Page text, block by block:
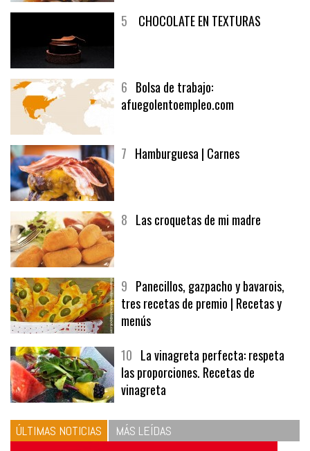
5 CHOCOLATE EN TEXTURAS
6 Bolsa de trabajo:
afuegolentoempleo.com
7 Hamburguesa | Carnes
8 Las croquetas de mi madre
9 Panecillos, gazpacho y bavarois,
tres recetas de premio | Recetas y
menús
10 La vinagreta perfecta: respeta
las proporciones. Recetas de
vinagreta
ÚLTIMAS NOTICIAS MÁS LEÍDAS